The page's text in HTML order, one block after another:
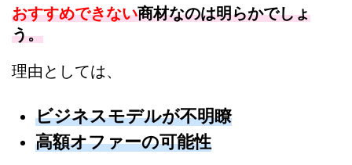
おすすめできない商材なのは明らかでしょ
う。
理由としては、
ビジネスモデルが不明瞭
高額オファーの可能性